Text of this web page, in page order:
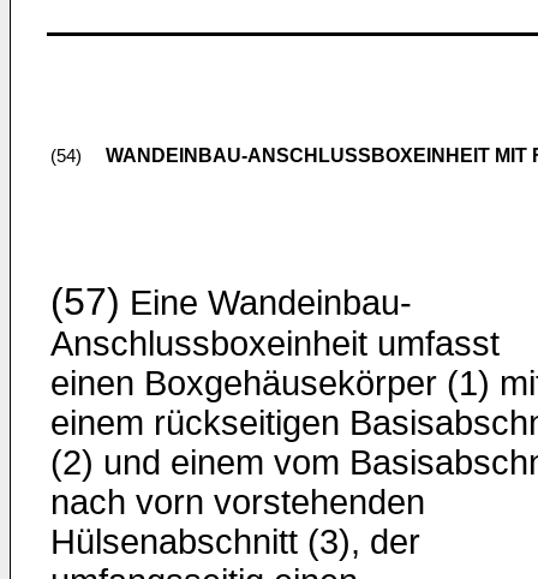
(54) WANDEINBAU-ANSCHLUSSBOXEINHEIT
(57) Eine Wandeinbau-
Anschlussboxeinheit umfasst
einen Boxgehäusekörper (1)
einem rückseitigen
(2) und einem vom
nach vorn vorstehenden
Hülsenabschnitt (3), der